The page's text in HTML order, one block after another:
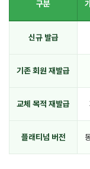
구분
신규 발급
기존 회원 재발급
교체 목적 재발급
플래티넘 버전